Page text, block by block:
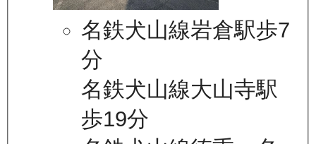
名鉄犬山線岩倉駅歩7
分
名鉄犬山線大山寺駅
歩19分